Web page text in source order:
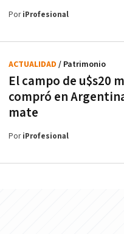
PoriProfesional
El campo de u$s20
compró en
mate
ACTUALIDAD / Patrimonio
PoriProfesional